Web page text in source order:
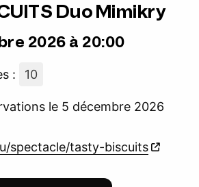
Duo Mimikry
2026 à 20:00
: 10
le 5 décembre 2026
spectacle/tasty-biscuits